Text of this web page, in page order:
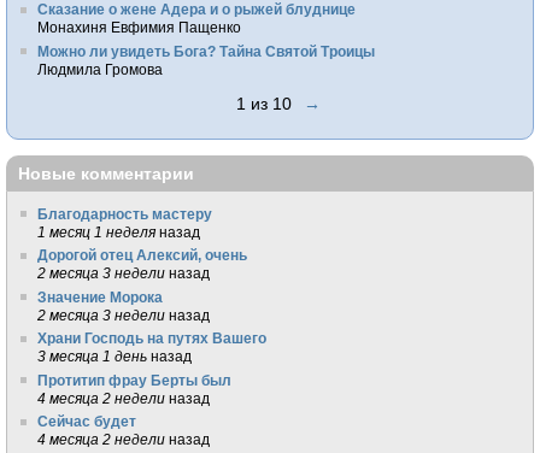
Сказание о жене Адера и о рыжей блуднице
Монахиня Евфимия Пащенко
Можно ли увидеть Бога? Тайна Святой Троицы
Людмила Громова
1 из 10 →
Новые комментарии
Благодарность мастеру
1 месяц 1 неделя назад
Дорогой отец Алексий, очень
2 месяца 3 недели назад
Значение Морока
2 месяца 3 недели назад
Храни Господь на путях Вашего
3 месяца 1 день назад
Протитип фрау Берты был
4 месяца 2 недели назад
Сейчас будет
4 месяца 2 недели назад